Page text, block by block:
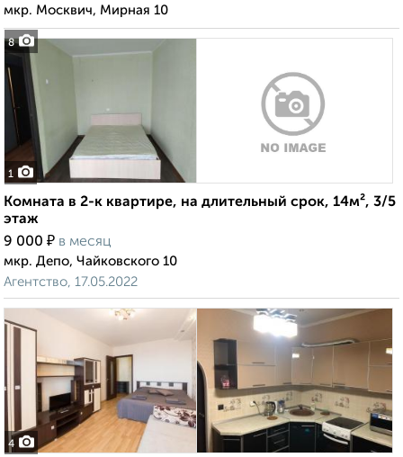
8
мкр. Москвич, Мирная 10
1
Комната в 2-к квартире, на длительный срок, 14м², 3/5
этаж
9 000 ₽ в месяц
мкр. Депо, Чайковского 10
Агентство, 17.05.2022
4